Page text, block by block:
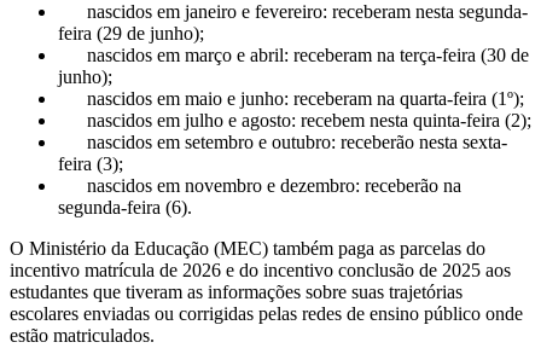
nascidos em janeiro e fevereiro: receberam nesta segunda-
feira (29 de junho);
nascidos em março e abril: receberam na terça-feira (30 de
junho);
nascidos em maio e junho: receberam na quarta-feira (1º);
nascidos em julho e agosto: recebem nesta quinta-feira (2);
nascidos em setembro e outubro: receberão nesta sexta-
feira (3);
nascidos em novembro e dezembro: receberão na
segunda-feira (6).
O Ministério da Educação (MEC) também paga as parcelas do
incentivo matrícula de 2026 e do incentivo conclusão de 2025 aos
estudantes que tiveram as informações sobre suas trajetórias
escolares enviadas ou corrigidas pelas redes de ensino público onde
estão matriculados.